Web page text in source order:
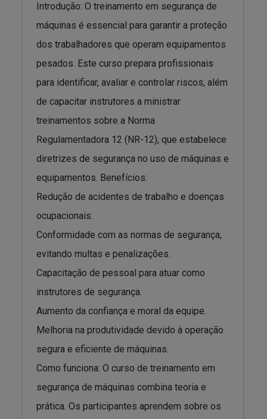
Introdução: O treinamento em segurança de
máquinas é essencial para garantir a proteção
dos trabalhadores que operam equipamentos
pesados. Este curso prepara profissionais
para identificar, avaliar e controlar riscos, além
de capacitar instrutores a ministrar
treinamentos sobre a Norma
Regulamentadora 12 (NR-12), que estabelece
diretrizes de segurança no uso de máquinas e
equipamentos. Benefícios:
Redução de acidentes de trabalho e doenças
ocupacionais.
Conformidade com as normas de segurança,
evitando multas e penalizações.
Capacitação de pessoal para atuar como
instrutores de segurança.
Aumento da confiança e moral da equipe.
Melhoria na produtividade devido à operação
segura e eficiente de máquinas.
Como funciona: O curso de treinamento em
segurança de máquinas combina teoria e
prática. Os participantes aprendem sobre os